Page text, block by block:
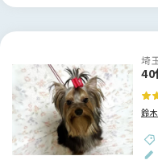
「最後は人柄で決めたい
や吉村さんのような真摯
い」という鈴木さんの揺
お迎えまでの約1ヶ月間、
ださったおかげで、天海
を一緒に見守る幸せな時間
寧なアドバイスや、憧れの
の宝物です！お迎えした2
で、愛情深く育てていただ
埼
40
鈴